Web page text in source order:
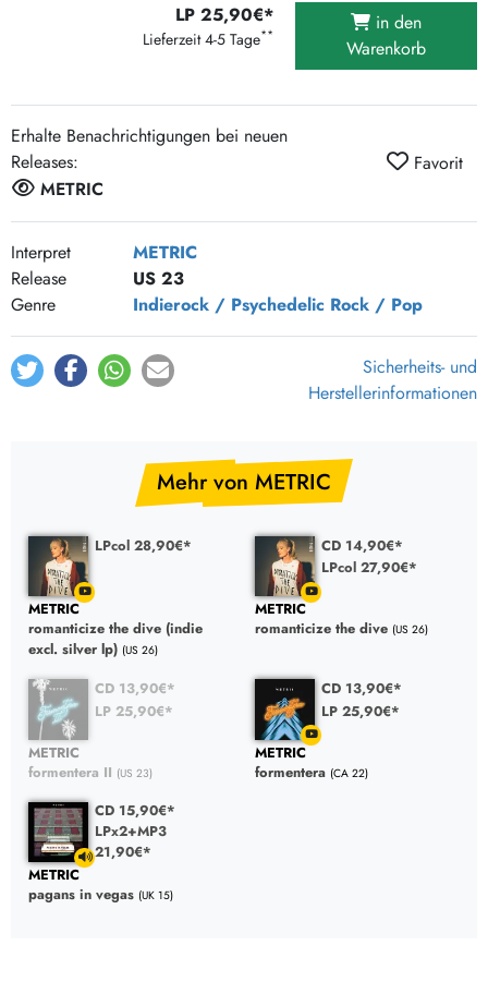
LP 25,90€*
Lieferzeit 4-5 Tage**
in den
Warenkorb
Erhalte Benachrichtigungen bei neuen
Releases:
METRIC
Favorit
Interpret
METRIC
Release
US 23
Genre
Indierock / Psychedelic Rock / Pop
Sicherheits- und
Herstellerinformationen
Mehr von METRIC
LPcol 28,90€*
METRIC
romanticize the dive (indie
excl. silver lp) (US 26)
CD 14,90€*
LPcol 27,90€*
METRIC
romanticize the dive (US 26)
CD 13,90€*
LP 25,90€*
METRIC
formentera II (US 23)
CD 13,90€*
LP 25,90€*
METRIC
formentera (CA 22)
CD 15,90€*
LPx2+MP3
21,90€*
METRIC
pagans in vegas (UK 15)